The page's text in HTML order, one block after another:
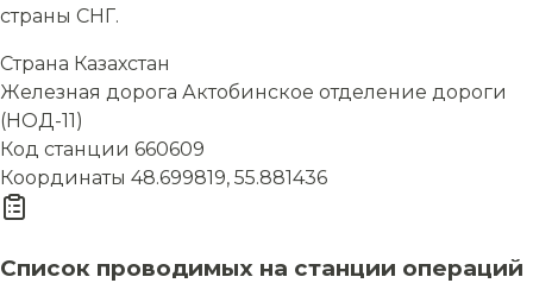
страны СНГ.
Страна Казахстан
Железная дорога Актобинское отделение дороги
(НОД-11)
Код станции 660609
Координаты 48.699819, 55.881436
Список проводимых на станции операций